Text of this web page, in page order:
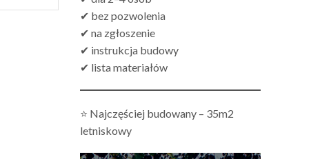
✔ bez pozwolenia
✔ na zgłoszenie
✔ instrukcja budowy
✔ lista materiałów
⭐ Najczęściej budowany – 35m2
letniskowy